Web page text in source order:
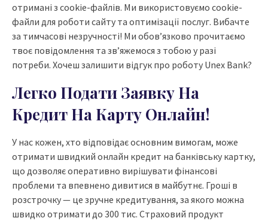
отримані з cookie-файлів. Ми використовуємо cookie-
файли для роботи сайту та оптимізації послуг. Вибачте
за тимчасові незручності! Ми обов’язково прочитаємо
твоє повідомлення та зв’яжемося з тобою у разі
потреби. Хочеш залишити відгук про роботу Unex Bank?
Легко Подати Заявку На
Кредит На Карту Онлайн!
У нас кожен, хто відповідає основним вимогам, може
отримати швидкий онлайн кредит на банківську картку,
що дозволяє оперативно вирішувати фінансові
проблеми та впевнено дивитися в майбутнє. Гроші в
розстрочку — це зручне кредитування, за якого можна
швидко отримати до 300 тис. Страховий продукт